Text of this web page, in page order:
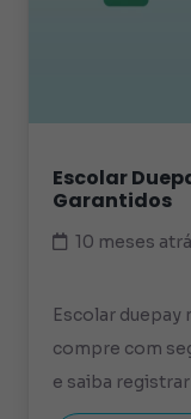
Escolar
Garantidos
10 meses
Escolar duepay
compre com
e saiba